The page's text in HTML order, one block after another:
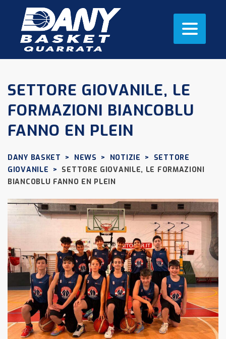
SETTORE GIOVANILE, LE
FORMAZIONI BIANCOBLU
FANNO EN PLEIN
DANY BASKET > NEWS > NOTIZIE >
SETTORE
GIOVANILE > SETTORE GIOVANILE, LE FORMAZIONI
BIANCOBLU FANNO EN PLEIN